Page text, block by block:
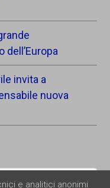
invita a
nuova
e analitici anonimi